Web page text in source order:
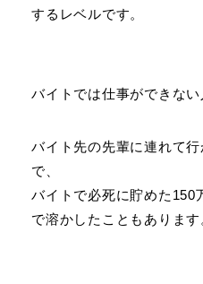
するレベルです。
バイトでは仕事ができない
バイト先の先輩に連れて
で、
バイトで必死に貯めた150
で溶かしたこともあります